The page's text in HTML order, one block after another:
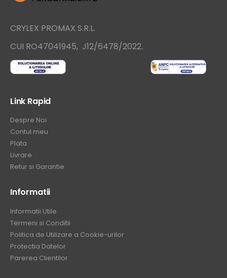
CRYLEX PROMAX S.R.L.
CUI RO47041945, J12/6478/2022.
Link Rapid
Despre Noi
Contul meu
Plata
Livrare
Retur si Garantie
Informatii
Informatii Utile
Termeni si Conditii
Politica de Utilizare a Cookie-urilor
Protectia Datelor
Parerea Clientilor